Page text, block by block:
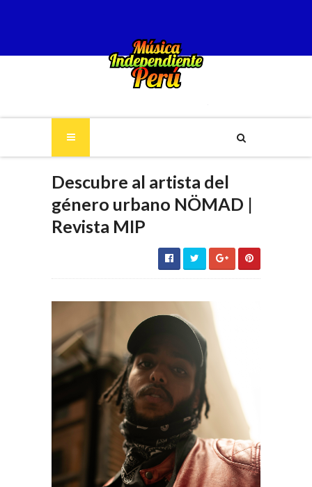
Descubre al artista del
género urbano NÖMAD |
Revista MIP